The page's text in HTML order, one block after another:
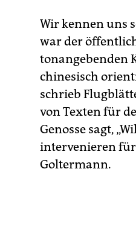
Wir kennen uns
war der
tonangebenden
chinesisch
schrieb
von Texten für
Genosse sagt,
intervenieren für
Goltermann.